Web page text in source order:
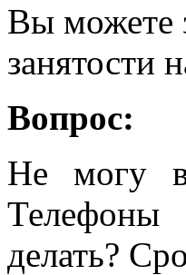
Вы можете
занятости
Вопрос:
Не могу
Телефоны
делать?